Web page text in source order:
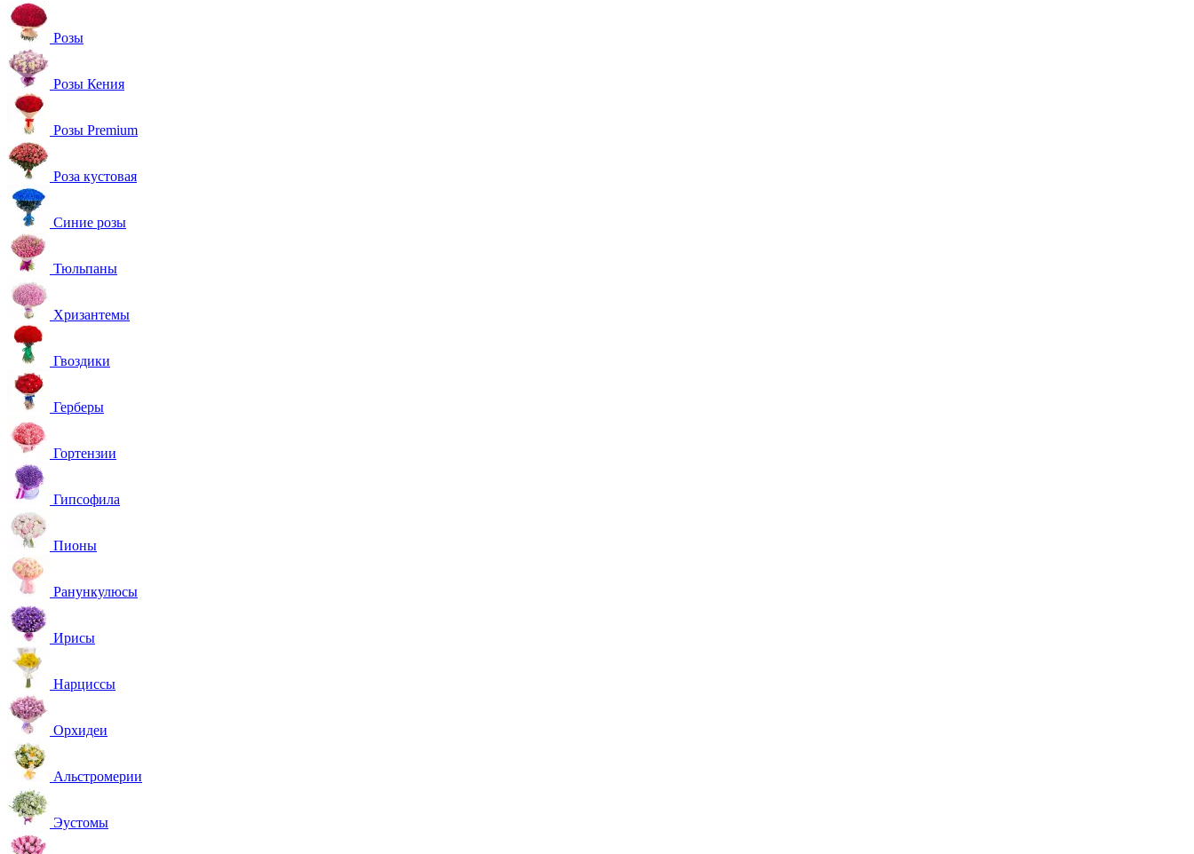
Розы
Розы Кения
Розы Premium
Роза кустовая
Синие розы
Тюльпаны
Хризантемы
Гвоздики
Герберы
Гортензии
Гипсофила
Пионы
Ранункулюсы
Ирисы
Нарциссы
Орхидеи
Альстромерии
Эустомы